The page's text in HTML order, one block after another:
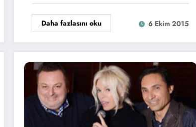
Daha fazlasını oku 6 Ekim 2015